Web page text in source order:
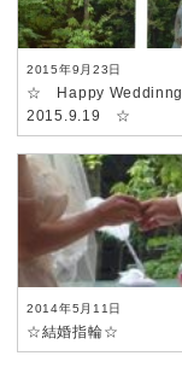
2015年9月23日
☆ Happy Weddinng
2015.9.19 ☆
2014年5月11日
☆結婚指輪☆